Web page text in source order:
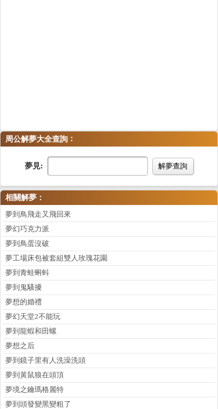
周公解夢大全查詢 ：
夢見: 解夢查詢
相關解夢：
夢到鳥飛走又飛回來
夢幻巧克力派
夢到鳥蛋沒破
夢工場床包被套組雙人玫瑰花園
夢到青蛙蝌蚪
夢到鬼騷擾
夢想的婚禮
夢幻天堂2不能玩
夢到龍蝦和田螺
夢想之后
夢到鏡子里有人洗澡洗頭
夢到黃鼠狼在頭頂
夢境之鑰瑪格麗特
夢到頭發變黑變粗了